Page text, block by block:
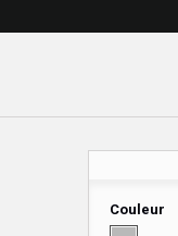
Couleur